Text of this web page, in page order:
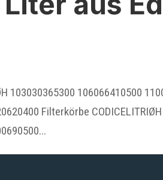
103030365300 106066410500
Filterkörbe